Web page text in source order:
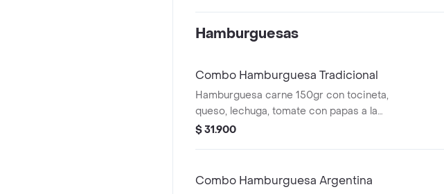
Hamburguesas
Combo Hamburguesa Tradicional
Hamburguesa carne 150gr con tocineta,
queso, lechuga, tomate con papas a la
francesa con gaseosa a elección.
$ 31.900
Combo Hamburguesa Argentina